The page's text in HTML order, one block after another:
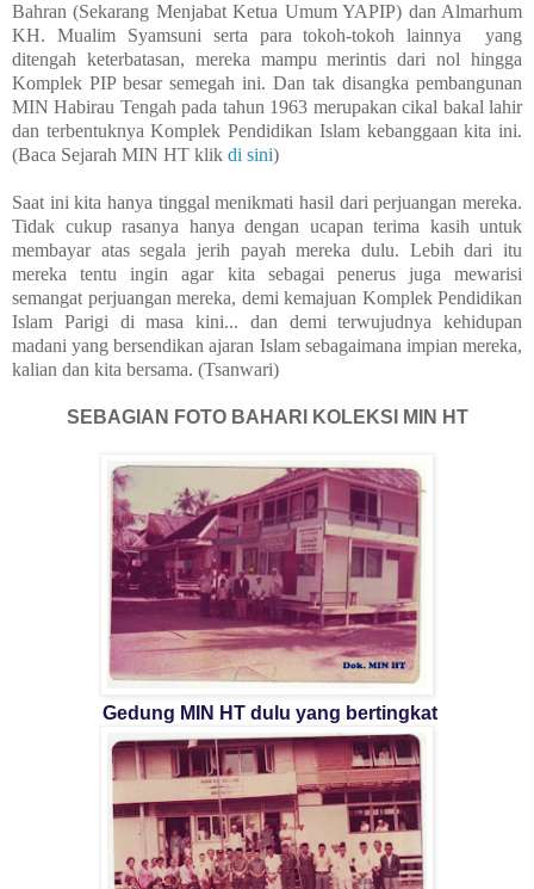
Bahran (Sekarang Menjabat Ketua Umum YAPIP) dan Almarhum
KH. Mualim Syamsuni serta para tokoh-tokoh lainnya yang
ditengah keterbatasan, mereka mampu merintis dari nol hingga
Komplek PIP besar semegah ini. Dan tak disangka pembangunan
MIN Habirau Tengah pada tahun 1963 merupakan cikal bakal lahir
dan terbentuknya Komplek Pendidikan Islam kebanggaan kita ini.
(Baca Sejarah MIN HT klik di sini)
Saat ini kita hanya tinggal menikmati hasil dari perjuangan mereka.
Tidak cukup rasanya hanya dengan ucapan terima kasih untuk
membayar atas segala jerih payah mereka dulu. Lebih dari itu
mereka tentu ingin agar kita sebagai penerus juga mewarisi
semangat perjuangan mereka, demi kemajuan Komplek Pendidikan
Islam Parigi di masa kini... dan demi terwujudnya kehidupan
madani yang bersendikan ajaran Islam sebagaimana impian mereka,
kalian dan kita bersama. (Tsanwari)
SEBAGIAN FOTO BAHARI KOLEKSI MIN HT
Gedung MIN HT dulu yang bertingkat